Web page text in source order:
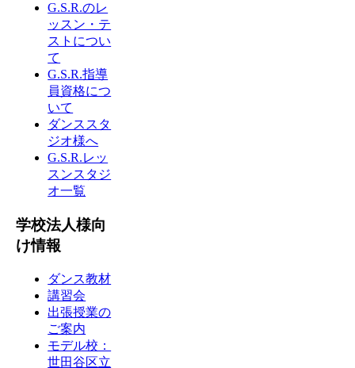
G.S.R.のレ
ッスン・テ
ストについ
て
G.S.R.指導
員資格につ
いて
ダンススタ
ジオ様へ
G.S.R.レッ
スンスタジ
オ一覧
学校法人様向
け情報
ダンス教材
講習会
出張授業の
ご案内
モデル校：
世田谷区立